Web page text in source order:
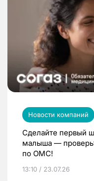
Новости компаний
Сделайте первый
малыша —
по ОМС!
13:10 / 23.07.26